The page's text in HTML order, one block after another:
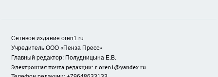
Сетевое издание oren1.ru
Учредитель ООО «Пенза Пресс»
Главный редактор: Полудницына Е.В.
Электронная почта редакции: r.oren1@yandex.ru